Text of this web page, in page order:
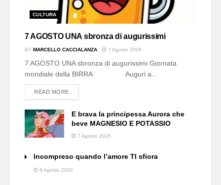
CULTURA
7 AGOSTO UNA sbronza di augurissimi
BY MARCELLO CACCIALANZA 7 Agosto 2026
7 AGOSTO UNA sbronza di augurissimi Giornata
mondiale della BIRRA Auguri a...
READ MOREDETAILS
E brava la principessa Aurora che
beve MAGNESIO E POTASSIO
7 Agosto 2026
Incompreso quando l’amore TI sfiora
6 Agosto 2026